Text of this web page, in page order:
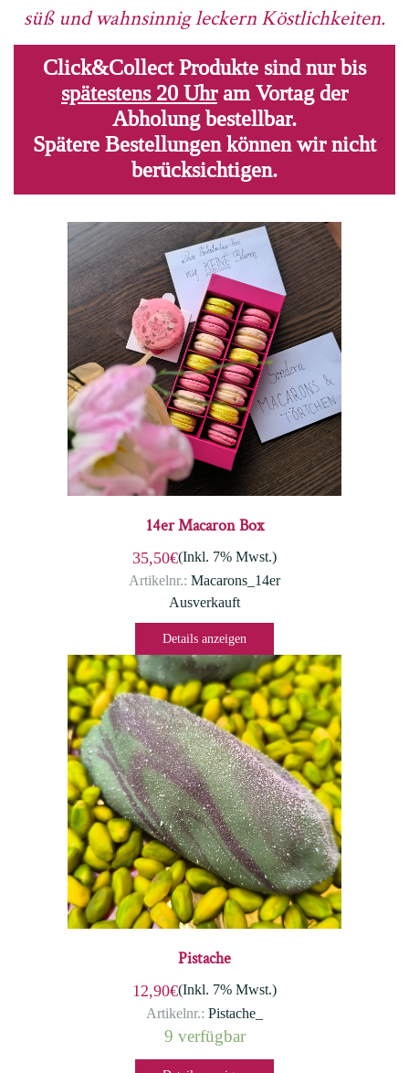
süß und wahnsinnig leckern Köstlichkeiten.
Click&Collect Produkte sind nur bis
spätestens 20 Uhram Vortag der
Abholung bestellbar.
Spätere Bestellungen können wir nicht
berücksichtigen.
14er Macaron Box
35,50€(Inkl. 7% Mwst.)
Artikelnr.: Macarons_14er
Ausverkauft
Details anzeigen
Pistache
12,90€(Inkl. 7% Mwst.)
Artikelnr.: Pistache_
9 verfügbar